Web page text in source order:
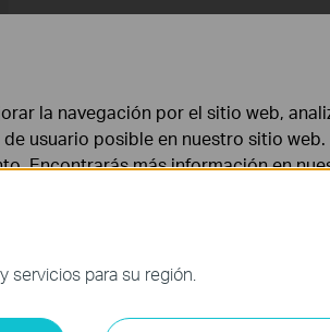
para su región.
la navegación por el sitio web,
usuario posible en nuestro sitio
Encontrarás más información en
del sitio web y no